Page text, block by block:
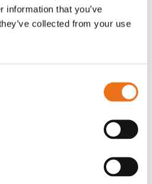
information that you’ve
collected from your use
90 kr (ex. moms)